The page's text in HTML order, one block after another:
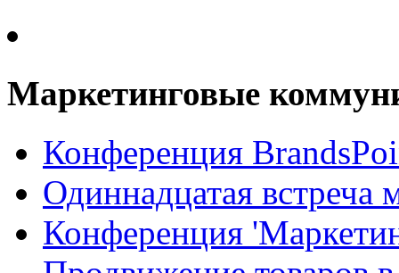
Маркетинговые
Конференция
Одиннадцатая
Конференция